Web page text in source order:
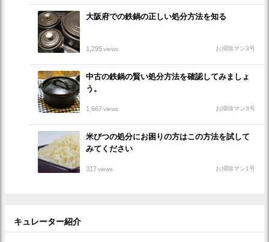
大阪府での鉄鍋の正しい処分方法を知る
1,295views お掃除マン3号
中古の鉄鍋の賢い処分方法を確認してみましょ
う。
1,667views お掃除マン3号
米びつの処分にお困りの方はこの方法を試して
みてください
317views お掃除マン1号
キュレーター紹介